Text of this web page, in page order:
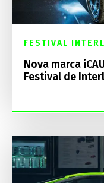
FESTIVAL
Nova marca
Festival de